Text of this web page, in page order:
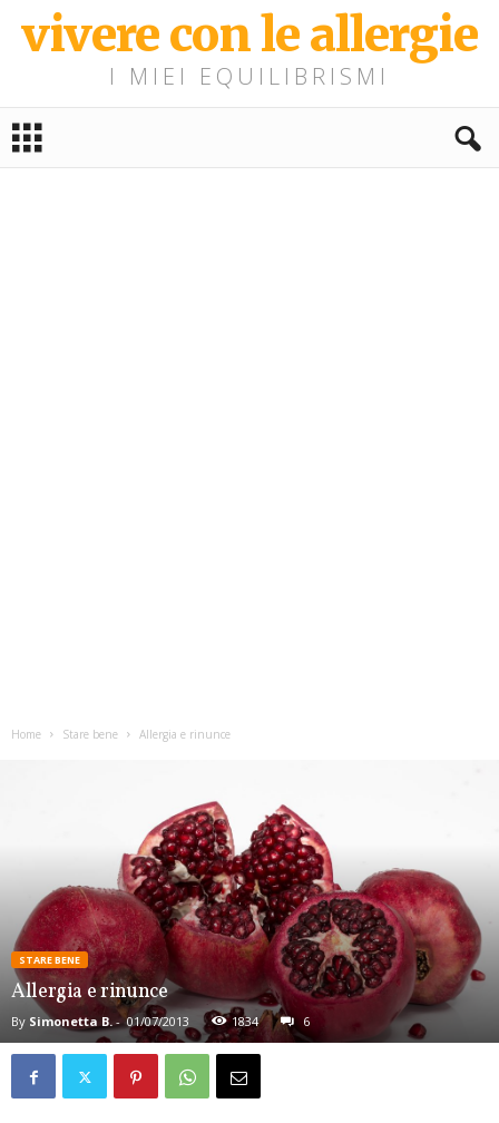
vivere con le allergie
I MIEI EQUILIBRISMI
Home Stare bene Allergia e rinunce
STARE BENE
Allergia e rinunce
By Simonetta B. - 01/07/2013 1834 6